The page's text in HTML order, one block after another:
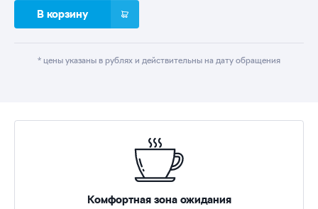
В корзину
* цены указаны в рублях и действительны на дату обращения
Комфортная зона ожидания